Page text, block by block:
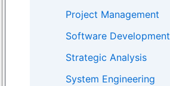
Project Management
Software Development
Strategic Analysis
System Engineering